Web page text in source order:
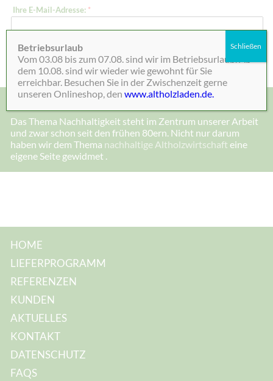
*
h
Ihre E-Mail-Adresse: *
Absenden
Das Thema Nachhaltigkeit steht im Zentrum unserer Arbeit
und zwar schon seit den frühen 80ern. Nicht nur darum
haben wir dem Thema nachhaltige Altholzwirtschaft eine
eigene Seite gewidmet .
HOME
LIEFERPROGRAMM
REFERENZEN
KUNDEN
AKTUELLES
KONTAKT
DATENSCHUTZ
FAQS
Betriebsurlaub
Vom 03.08 bis zum 07.08. sind wir im Betriebsurlaub. Ab
dem 10.08. sind wir wieder wie gewohnt für Sie
erreichbar. Besuchen Sie in der Zwischenzeit gerne
unseren Onlineshop, denwww.altholzladen.de.
Schließen